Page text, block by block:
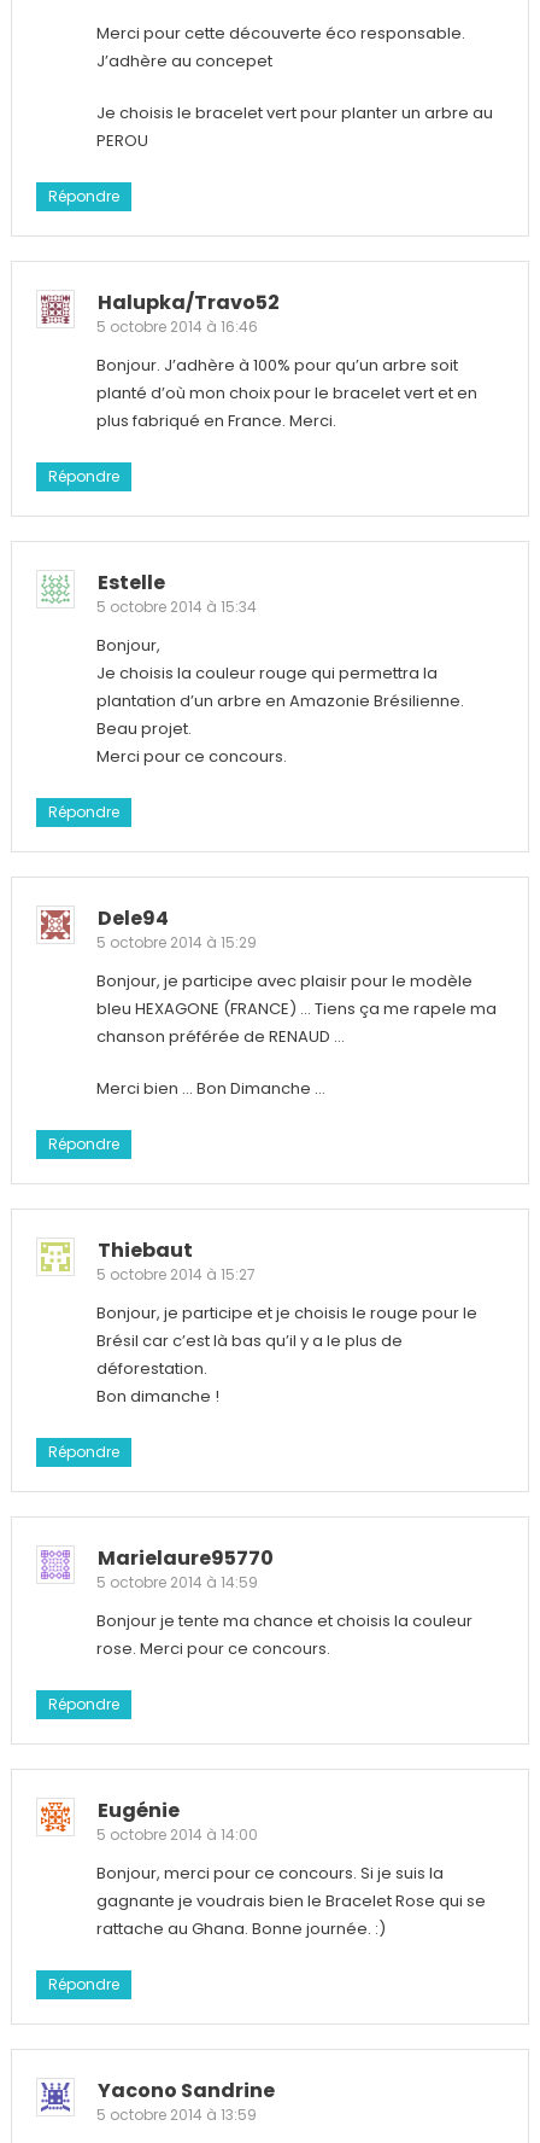
Merci pour cette découverte éco responsable.
J’adhère au concepet
Je choisis le bracelet vert pour planter un arbre au
PEROU
Répondre
Halupka/travo52
5 octobre 2014 à 16:46
Bonjour. J’adhère à 100% pour qu’un arbre soit
planté d’où mon choix pour le bracelet vert et en
plus fabriqué en France. Merci.
Répondre
Estelle
5 octobre 2014 à 15:34
Bonjour,
Je choisis la couleur rouge qui permettra la
plantation d’un arbre en Amazonie Brésilienne.
Beau projet.
Merci pour ce concours.
Répondre
Dele94
5 octobre 2014 à 15:29
Bonjour, je participe avec plaisir pour le modèle
bleu HEXAGONE (FRANCE) … Tiens ça me rapele ma
chanson préférée de RENAUD …
Merci bien … Bon Dimanche …
Répondre
Thiebaut
5 octobre 2014 à 15:27
Bonjour, je participe et je choisis le rouge pour le
Brésil car c’est là bas qu’il y a le plus de
déforestation.
Bon dimanche !
Répondre
Marielaure95770
5 octobre 2014 à 14:59
Bonjour je tente ma chance et choisis la couleur
rose. Merci pour ce concours.
Répondre
Eugénie
5 octobre 2014 à 14:00
Bonjour, merci pour ce concours. Si je suis la
gagnante je voudrais bien le Bracelet Rose qui se
rattache au Ghana. Bonne journée. :)
Répondre
Yacono Sandrine
5 octobre 2014 à 13:59